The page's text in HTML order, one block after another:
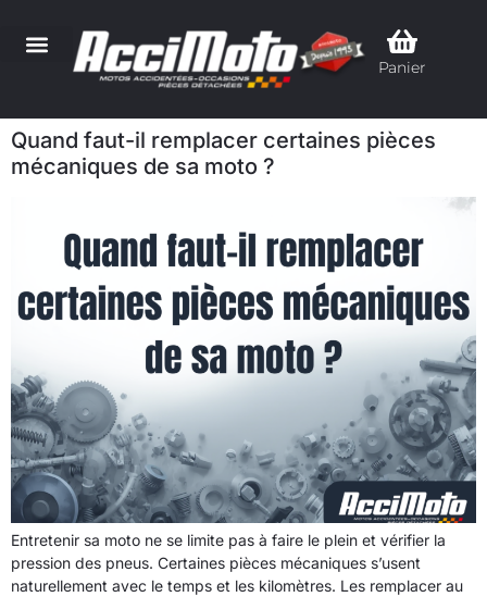
Panier
Quand faut-il remplacer certaines pièces
mécaniques de sa moto ?
Entretenir sa moto ne se limite pas à faire le plein et vérifier la
pression des pneus. Certaines pièces mécaniques s’usent
naturellement avec le temps et les kilomètres. Les remplacer au